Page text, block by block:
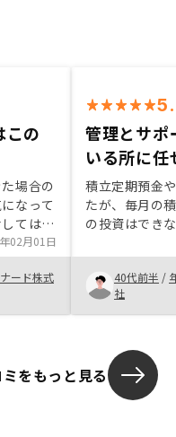
この
場合の
なって
ては怖
してきた
みるこ
配して
納得い
した。
した。ま
02月01日
ード株式
管理とサポ
いる所に任
積立定期預金
たが、毎月の
の投資はでき
分では難しい
同期が投資用
聞いたのがき
しました。 説
ができるロジ
っかりしてい
り大きくない
40代前半 /
社
をもっと見る